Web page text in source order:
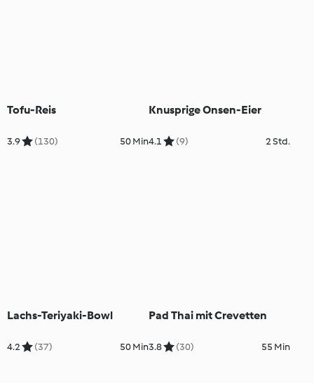
Tofu-Reis
3.9 (130) 50 Min
Knusprige Onsen-Eier
4.1 (9) 2 Std.
Lachs-Teriyaki-Bowl
4.2 (37) 50 Min
Pad Thai mit Crevetten
3.8 (30) 55 Min